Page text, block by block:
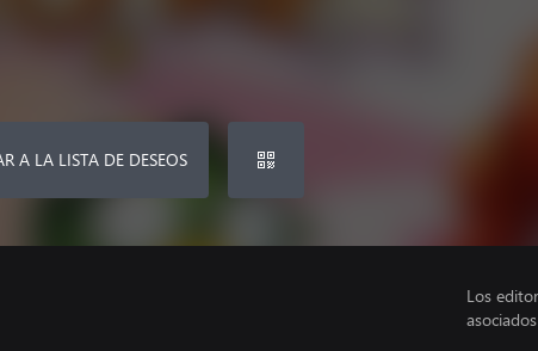
A LA LISTA DE DESEOS
Los